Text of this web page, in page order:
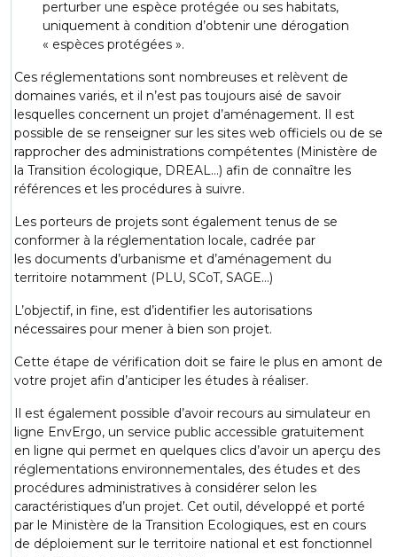
perturber une espèce protégée ou ses habitats,
uniquement à condition d’obtenir une dérogation
« espèces protégées ».
Ces réglementations sont nombreuses et relèvent de
domaines variés, et il n’est pas toujours aisé de savoir
lesquelles concernent un projet d’aménagement. Il est
possible de se renseigner sur les sites web officiels ou de se
rapprocher des administrations compétentes (Ministère de
la Transition écologique, DREAL…) afin de connaître les
références et les procédures à suivre.
Les porteurs de projets sont également tenus de se
conformer à la réglementation locale, cadrée par
les documents d’urbanisme et d’aménagement du
territoire notamment (PLU, SCoT, SAGE…)
L’objectif, in fine, est d’identifier les autorisations
nécessaires pour mener à bien son projet.
Cette étape de vérification doit se faire le plus en amont de
votre projet afin d’anticiper les études à réaliser.
Il est également possible d’avoir recours au simulateur en
ligne EnvErgo, un service public accessible gratuitement
en ligne qui permet en quelques clics d’avoir un aperçu des
réglementations environnementales, des études et des
procédures administratives à considérer selon les
caractéristiques d’un projet. Cet outil, développé et porté
par le Ministère de la Transition Ecologiques, est en cours
de déploiement sur le territoire national et est fonctionnel